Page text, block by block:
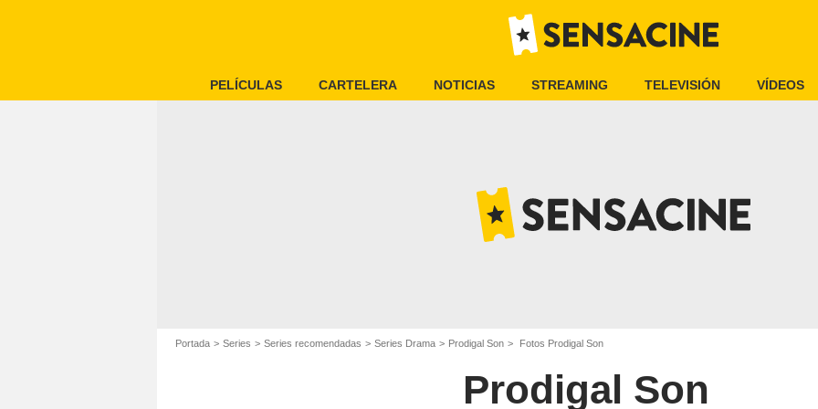
PELÍCULAS CARTELERA NOTICIAS STREAMING TELEVISIÓN VÍDEOS
Portada Series Series recomendadas Series Drama Prodigal Son Fotos Prodigal Son
Prodigal Son